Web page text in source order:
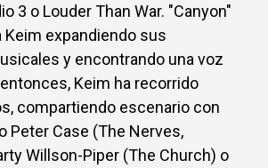
3 o Louder Than War. "Canyon"
Keim expandiendo sus
y encontrando una voz
Keim ha recorrido
compartiendo escenario con
Peter Case (The Nerves,
Willson-Piper (The Church) o